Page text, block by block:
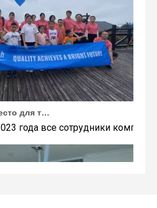
года все сотрудники